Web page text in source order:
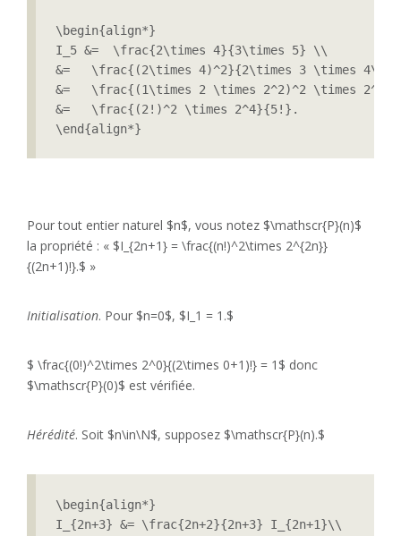
\begin{align*}
I_5 &=  \frac{2\times 4}{3\times 5} \\
&=   \frac{(2\times 4)^2}{2\times 3 \times
&=   \frac{(1\times 2 \times 2^2)^2 \times
&=   \frac{(2!)^2 \times 2^4}{5!}.
\end{align*}
Pour tout entier naturel $n$, vous notez $\mathscr{P}(n)$
la propriété : « $I_{2n+1} = \frac{(n!)^2\times 2^{2n}}
{(2n+1)!}.$ »
Initialisation. Pour $n=0$, $I_1 = 1.$
$ \frac{(0!)^2\times 2^0}{(2\times 0+1)!} = 1$ donc
$\mathscr{P}(0)$ est vérifiée.
Hérédité. Soit $n\in\N$, supposez $\mathscr{P}(n).$
\begin{align*}
I_{2n+3} &= \frac{2n+2}{2n+3} I_{2n+1}\\